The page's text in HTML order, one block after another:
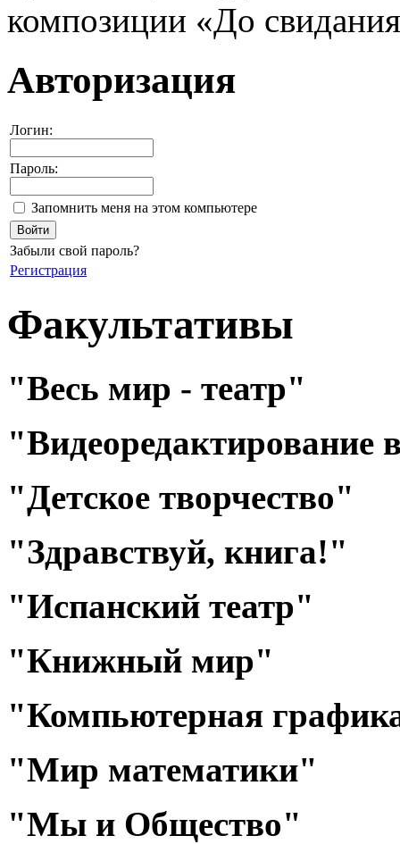
композиции «До
Авторизация
Логин:
Пароль:
Запомнить меня на этом компьютере
Забыли свой пароль?
Регистрация
Факультативы
"Весь мир - театр"
"Видеоредактирование
"Детское творчество"
"Здравствуй, книга!"
"Испанский театр"
"Книжный мир"
"Компьютерная
"Мир математики"
"Мы и Общество"